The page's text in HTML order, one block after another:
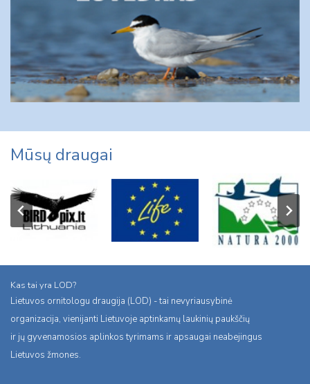
Mūsų draugai
Kas tai yra LOD?
Lietuvos ornitologu draugija (LOD) - tai nevyriausybinė
organizacija, vienijanti Lietuvoje aptinkamų laukinių paukščių
ir jų gyvenamosios aplinkos tyrimams ir apsaugai neabejingus
Lietuvos žmones.